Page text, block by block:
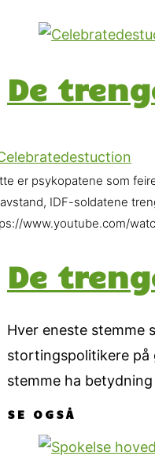
De
er psykopatene som
IDF-soldatene
www.youtube.com/
De
Hver eneste stemme
stortingspolitikere på
stemme ha
SE OGSÅ